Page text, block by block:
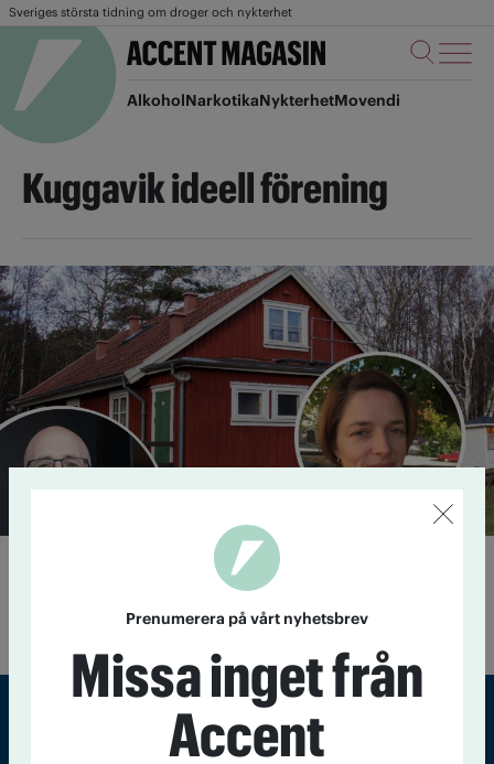
Sveriges största tidning om droger och nykterhet
AlkoholNarkotikaNykterhetMovendi
Kuggavik ideell förening
Satsar på att rädda Solvik
Avveckla helårsverksamheten, och sälj
huvudbyggnad och skog, för att renovera Solvik.
Sveriges största tidning om droger och nykterhet
Prenumerera på vårt nyhetsbrev
Missa inget från
Accent